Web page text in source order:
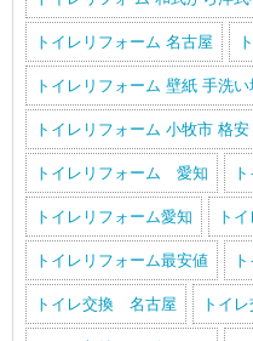
トイレリフォーム 名古屋
トイレリフォーム 壁紙 手洗い
トイレリフォーム 小牧市 格安
トイレリフォーム 愛知
トイレリフォーム愛知 ト
トイレリフォーム最安値
トイレ交換 名古屋 トイ